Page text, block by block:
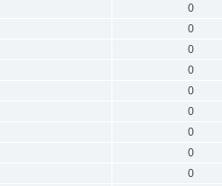
0
0
0
0
0
0
0
0
0